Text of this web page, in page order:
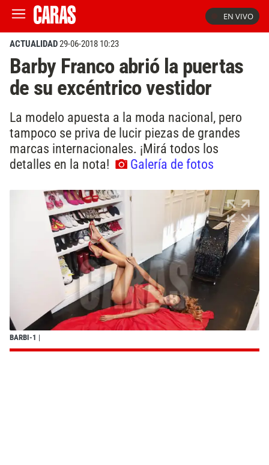
EN VIVO
ACTUALIDAD29-06-2018 10:23
Barby Franco abrió la puertas
de su excéntrico vestidor
La modelo apuesta a la moda nacional, pero
tampoco se priva de lucir piezas de grandes
marcas internacionales. ¡Mirá todos los
detalles en la nota!
Galería de fotos
BARBI-1 |